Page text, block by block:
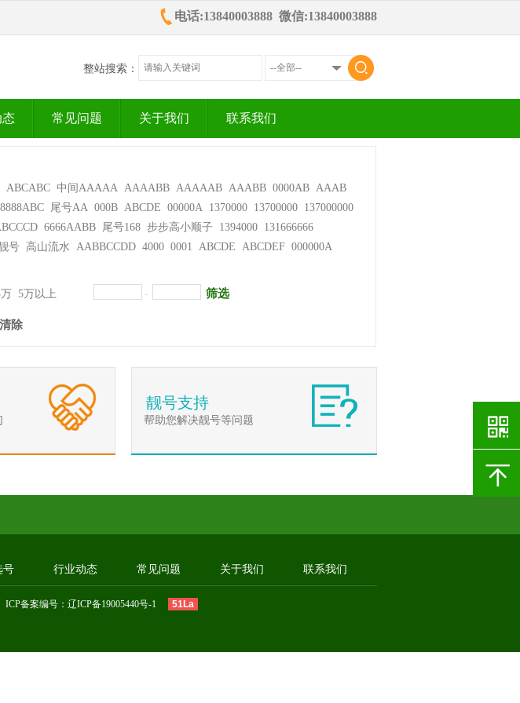
电话:13840003888 微信:13840003888
整站搜索：
常见问题 关于我们 联系我们
ABCABC 中间AAAAA AAAABB AAAAAB AAABB 0000AB AAAB
8888ABC 尾号AA 000B ABCDE 00000A 1370000 13700000 137000000
6666AABB 尾号168 步步高小顺子 1394000 131666666
号 高山流水 AABBCCDD 4000 0001 ABCDE ABCDEF 000000A
5万以上 - 筛选
清除
靓号支持
帮助您解决靓号等问题
号 行业动态 常见问题 关于我们 联系我们
备案编号： 辽ICP备19005440号-1 51La